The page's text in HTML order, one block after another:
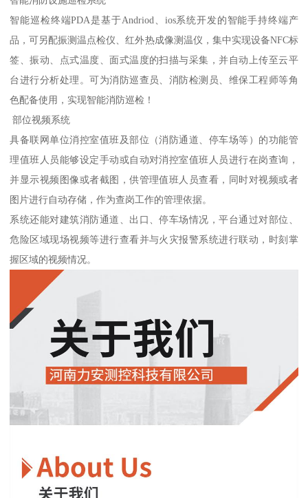
智能巡检终端PDA是基于Andriod、ios系统开发的智能手持终端产
品，可另配振测温点检仪、红外热成像测温仪，集中实现设备NFC标
签、振动、点式温度、面式温度的扫描与采集，并自动上传至云平
台进行分析处理。可为消防巡查员、消防检测员、维保工程师等角
色配备使用，实现智能消防巡检！
部位视频系统
具备联网单位消控室值班及部位（消防通道、停车场等）的功能管
理值班人员能够设定手动或自动对消控室值班人员进行在岗查询，
并显示视频图像或者截图，供管理值班人员查看，同时对视频或者
图片进行自动存储，作为查岗工作的管理依据。
系统还能对建筑消防通道、出口、停车场情况，平台通过对部位、
危险区域现场视频等进行查看并与火灾报警系统进行联动，时刻掌
握区域的视频情况。